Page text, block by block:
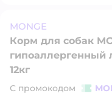
MONGE
Корм для собак
гипоаллергенный
12кг
С промокодом